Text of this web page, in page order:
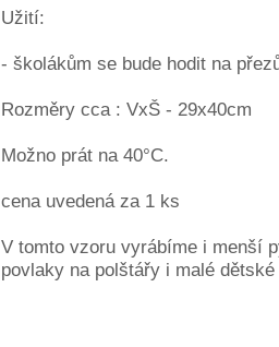
Užití:
- školákům se bude hodit na
Rozměry cca : VxŠ - 29x40cm
Možno prát na 40°C.
cena uvedená za 1 ks
V tomto vzoru vyrábíme i menší
povlaky na polštářy i malé